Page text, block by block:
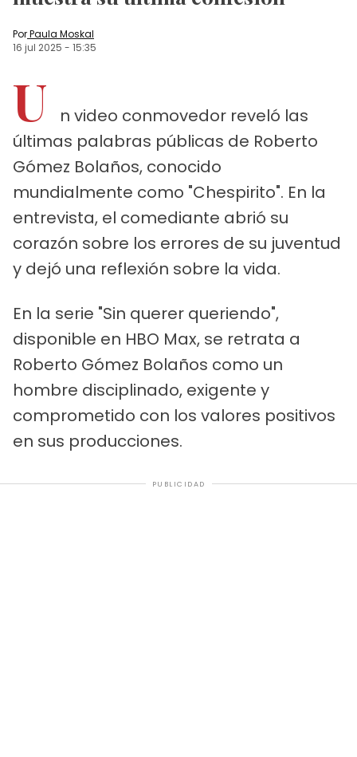
PorPaula Moskal
16 jul 2025 - 15:35
U
n video conmovedor reveló las
últimas palabras públicas de Roberto
Gómez Bolaños, conocido
mundialmente como "Chespirito". En la
entrevista, el comediante abrió su
corazón sobre los errores de su juventud
y dejó una reflexión sobre la vida.
En la serie "Sin querer queriendo",
disponible en HBO Max, se retrata a
Roberto Gómez Bolaños como un
hombre disciplinado, exigente y
comprometido con los valores positivos
en sus producciones.
PUBLICIDAD